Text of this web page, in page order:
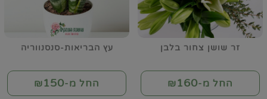
זר שושן צחור בלבן
החל מ-₪160
עץ הבריאות-סנסנווריה
החל מ-₪150